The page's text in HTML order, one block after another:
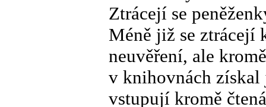
Ztrácejí se
Méně již se ztrácejí
neuvěření, ale
v knihovnách získal
vstupují kromě